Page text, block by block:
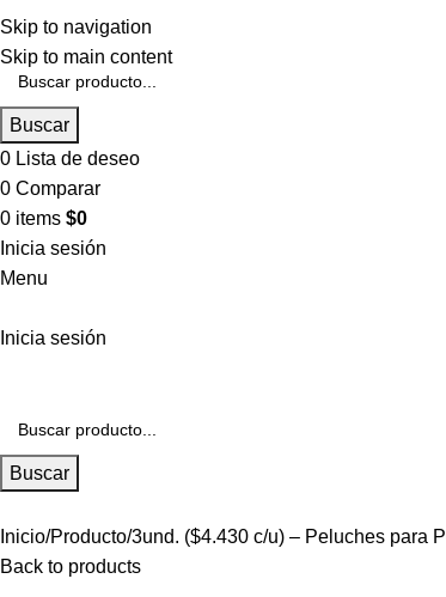
Skip to navigation
Skip to main content
Buscar
0 Lista de deseo
0 Comparar
0 items $0
Inicia sesión
Menu
Inicia sesión
Buscar
Inicio Producto 3und. ($4.430 c/u) – Peluches para
Back to products